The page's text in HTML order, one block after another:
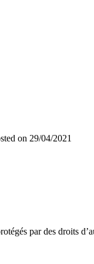
on 29/04/2021
par des droits